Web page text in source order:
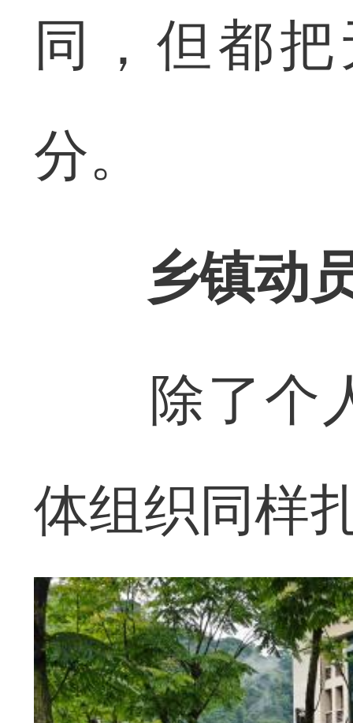
同，但都
分。
乡镇动
除了个人
体组织同样